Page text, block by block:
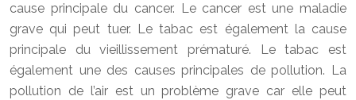
cause principale du cancer. Le cancer est une maladie
grave qui peut tuer. Le tabac est également la cause
principale du vieillissement prématuré. Le tabac est
également une des causes principales de pollution. La
pollution de l’air est un problème grave car elle peut